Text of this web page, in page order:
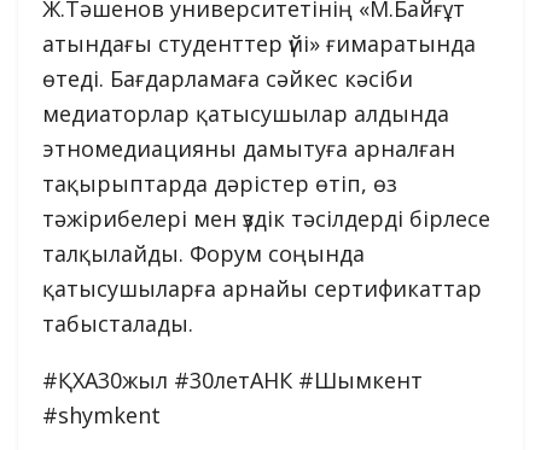
Ж.Тәшенов университетінің «М.Байғұт
атындағы студенттер үйі» ғимаратында
өтеді. Бағдарламаға сәйкес кәсіби
медиаторлар қатысушылар алдында
этномедиацияны дамытуға арналған
тақырыптарда дәрістер өтіп, өз
тәжірибелері мен үздік тәсілдерді бірлесе
талқылайды. Форум соңында
қатысушыларға арнайы сертификаттар
табысталады.
#ҚХА30жыл #30летАНК #Шымкент
#shymkent